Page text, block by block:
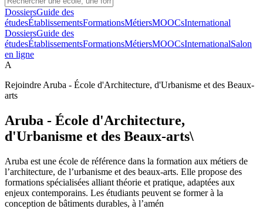
DossiersGuide des
étudesÉtablissementsFormationsMétiersMOOCsInternational
DossiersGuide des
étudesÉtablissementsFormationsMétiersMOOCsInternationalSalon
en ligne
A
Rejoindre Aruba - École d'Architecture, d'Urbanisme et des Beaux-
arts
Aruba - École d'Architecture,
d'Urbanisme et des Beaux-arts\
Aruba est une école de référence dans la formation aux métiers de
l’architecture, de l’urbanisme et des beaux-arts. Elle propose des
formations spécialisées alliant théorie et pratique, adaptées aux
enjeux contemporains. Les étudiants peuvent se former à la
conception de bâtiments durables, à l’amén